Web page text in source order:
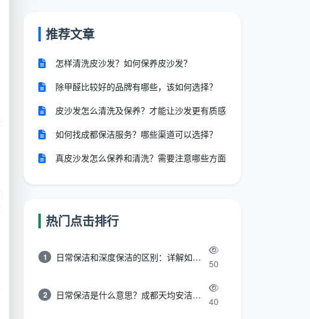
推荐文章
怎样清洗皮沙发？如何保养皮沙发？
除甲醛比较好的品牌有哪些，该如何选择？
皮沙发怎么清洗及保养？才能让沙发更有质感
如何找成都保洁服务？哪些渠道可以选择？
真皮沙发怎么保养和清洗？需要注意哪些方面
热门点击排行
1 日常保洁和深度保洁的区别：详解如何选择最适合的清洁服务
50
2 日常保洁是什么意思？成都天均安洁带你快速区分“日常vs深度vs开荒”
40